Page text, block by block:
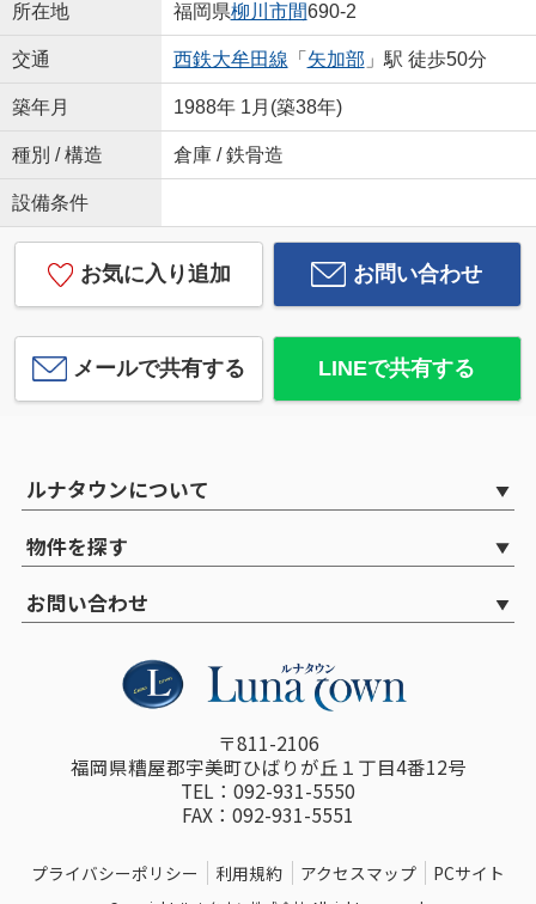
所在地 福岡県柳川市間690-2
交通 西鉄大牟田線 「 矢加部 」駅 徒歩50分
築年月 1988年 1月(築38年)
種別 / 構造 倉庫 / 鉄骨造
設備条件
お気に入り追加 お問い合わせ
メールで共有する LINEで共有する
ルナタウンについて
物件を探す
お問い合わせ
〒811-2106
福岡県糟屋郡宇美町ひばりが丘１丁目4番12号
TEL：092-931-5550
FAX：092-931-5551
プライバシーポリシー 利用規約 アクセスマップ PCサイト